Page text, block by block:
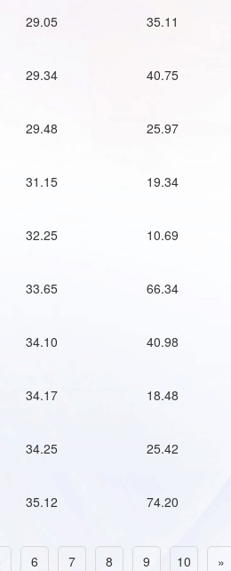
29.05 35.11
29.34 40.75
29.48 25.97
31.15 19.34
32.25 10.69
33.65 66.34
34.10 40.98
34.17 18.48
34.25 25.42
35.12 74.20
6 7 8 9 10 »